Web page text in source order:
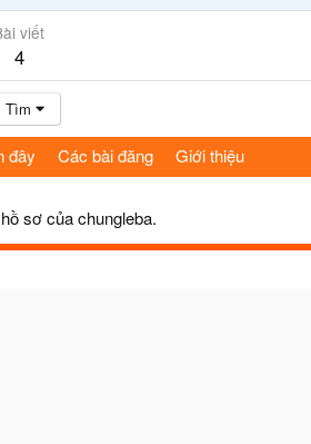
viết
4
Tìm
đây Các bài đăng Giới thiệu
sơ của chungleba.